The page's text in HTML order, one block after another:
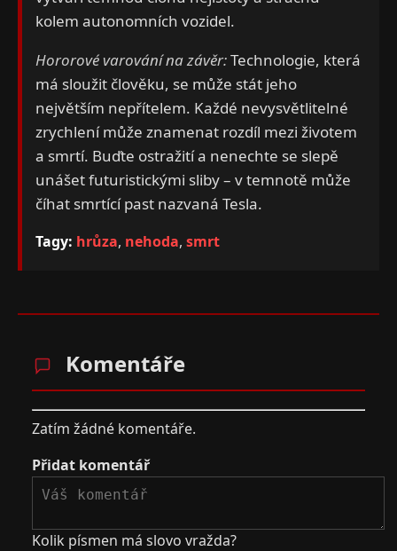
kolem autonomních vozidel.
Hororové varování na závěr:Technologie, která
má sloužit člověku, se může stát jeho
největším nepřítelem. Každé nevysvětlitelné
zrychlení může znamenat rozdíl mezi životem
a smrtí. Buďte ostražití a nenechte se slepě
unášet futuristickými sliby – v temnotě může
číhat smrtící past nazvaná Tesla.
Tagy: hrůza, nehoda, smrt
Komentáře
Zatím žádné komentáře.
Přidat komentář
Kolik písmen má slovo vražda?